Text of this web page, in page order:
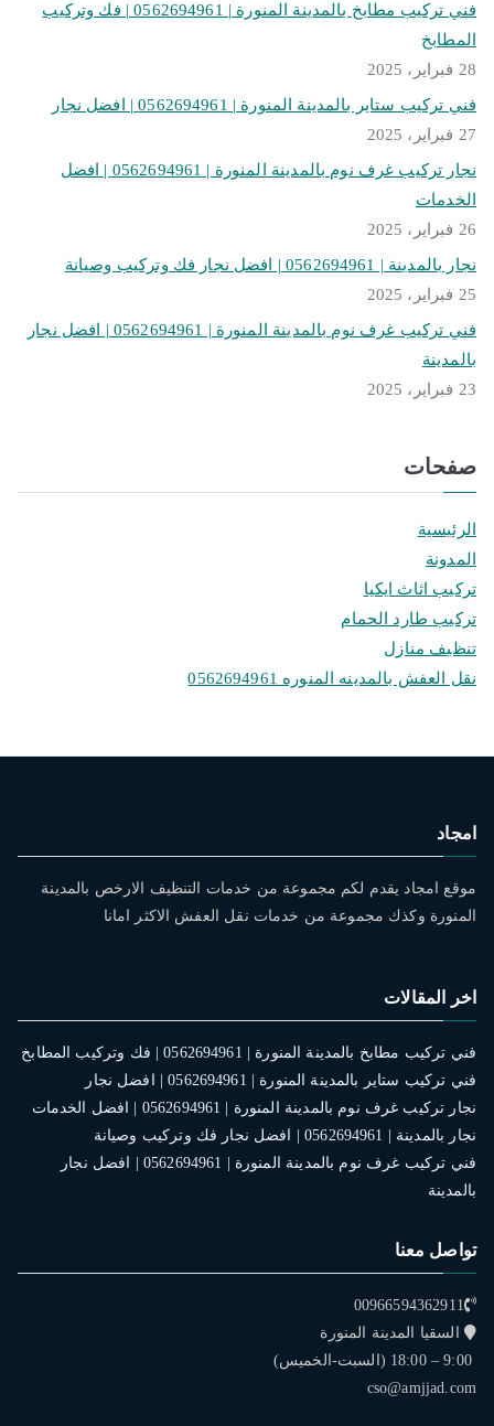
فني تركيب مطابخ بالمدينة المنورة | 0562694961 | فك وتركيب
المطابخ
28 فبراير، 2025
فني تركيب ستاير بالمدينة المنورة | 0562694961 | افضل نجار
27 فبراير، 2025
نجار تركيب غرف نوم بالمدينة المنورة | 0562694961 | افضل
الخدمات
26 فبراير، 2025
نجار بالمدينة | 0562694961 | افضل نجار فك وتركيب وصيانة
25 فبراير، 2025
فني تركيب غرف نوم بالمدينة المنورة | 0562694961 | افضل نجار
بالمدينة
23 فبراير، 2025
صفحات
الرئيسية
المدونة
تركيب اثاث ايكيا
تركيب طارد الحمام
تنظيف منازل
نقل العفش بالمدينه المنوره 0562694961
امجاد
موقع امجاد يقدم لكم مجموعة من خدمات التنظيف الارخص بالمدينة
المنورة وكذك مجموعة من خدمات نقل العفش الاكثر امانا
اخر المقالات
فني تركيب مطابخ بالمدينة المنورة | 0562694961 | فك وتركيب المطابخ
فني تركيب ستاير بالمدينة المنورة | 0562694961 | افضل نجار
نجار تركيب غرف نوم بالمدينة المنورة | 0562694961 | افضل الخدمات
نجار بالمدينة | 0562694961 | افضل نجار فك وتركيب وصيانة
فني تركيب غرف نوم بالمدينة المنورة | 0562694961 | افضل نجار
بالمدينة
تواصل معنا
00966594362911
السقيا المدينة المنورة
9:00 – 18:00 (السبت-الخميس)
cso@amjjad.com